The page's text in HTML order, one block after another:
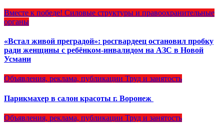
Вместе к победе! Силовые структуры и правоохранительные
органы
«Встал живой преградой»: росгвардеец остановил пробку
ради женщины с ребёнком-инвалидом на АЗС в Новой
Усмани
Объявления, реклама, публикации Труд и занятость
Парикмахер в салон красоты г. Воронеж
Объявления, реклама, публикации Труд и занятость